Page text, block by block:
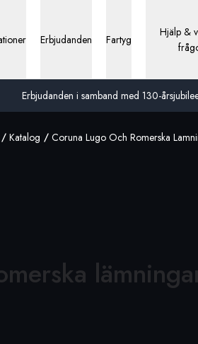
Erbjudanden i samband med 130-
Erbjudanden Fartyg
Hjälp &
Katalog Coruna Lugo Och Romerska